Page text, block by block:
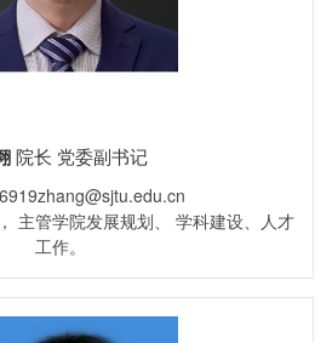
院长 党委副书记
主管学院发展规划、 学科建设、人才
工作。